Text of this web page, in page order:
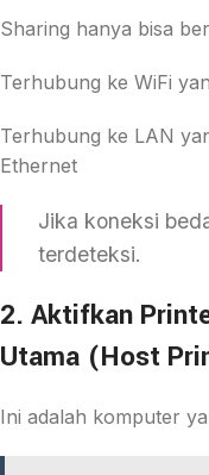
Sharing hanya bisa
Terhubung ke WiFi
Terhubung ke LAN
Ethernet
Jika koneksi
terdeteksi.
2. Aktifkan
Utama (Host
Ini adalah komputer